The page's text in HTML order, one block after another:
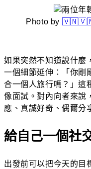
Photo by 🇻🇳🇻🇳
如果突然不知道說什麼
一個細節延伸：「你剛
合一個人旅行嗎？」這
像面試。對內向者來說
應、真誠好奇、偶爾分
給自己一個社
出發前可以把今天的目